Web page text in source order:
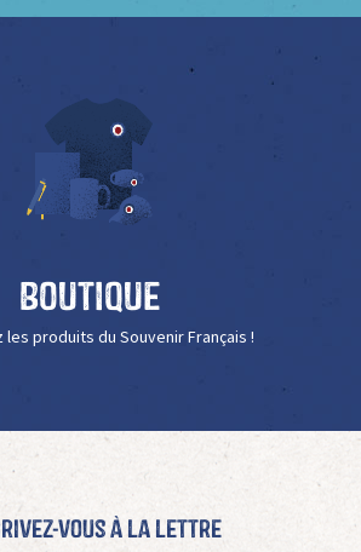
Boutique
les produits du Souvenir Français !
vous à La Lettre